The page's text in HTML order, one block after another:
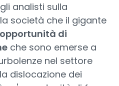
analisti sulla
società che il gigante
di
che sono emerse a
nel settore
dislocazione dei